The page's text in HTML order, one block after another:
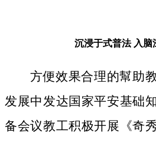
沉浸于式普法 入脑
方便效果合理的幫助
发展中发达国家平安基础
备会议教工积极开展《奇